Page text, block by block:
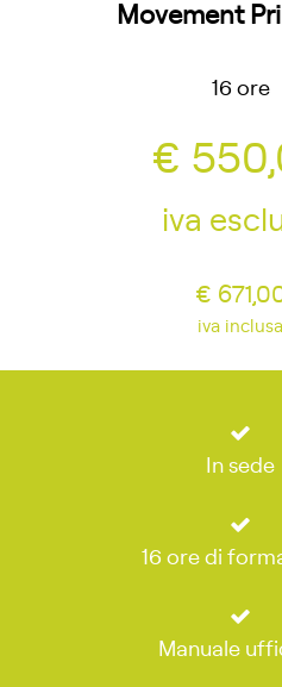
Movement
16 ore
€
iva
€
iva inclusa
In sede
16 ore di
Manuale